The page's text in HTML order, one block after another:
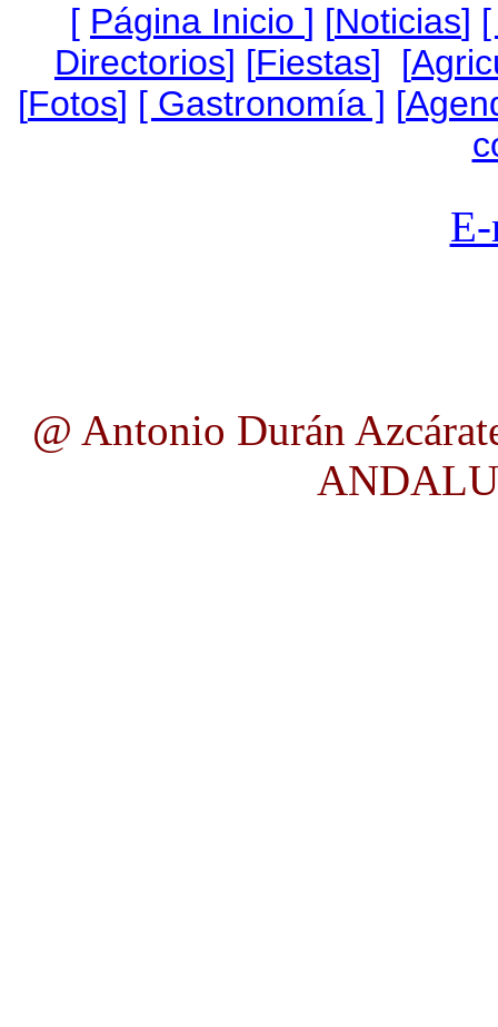
[ Página Inicio ] [Noticias]
Directorios] [Fiestas] [
[Fotos] [ Gastronomía ] [
@ Antonio Durán